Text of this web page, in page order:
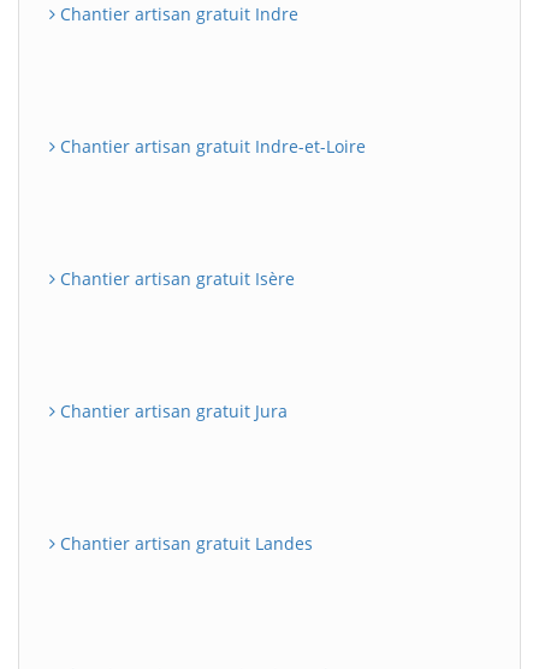
Chantier artisan gratuit Indre
Chantier artisan gratuit Indre-et-Loire
Chantier artisan gratuit Isère
Chantier artisan gratuit Jura
Chantier artisan gratuit Landes